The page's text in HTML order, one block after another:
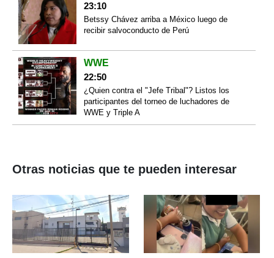
23:10
Betssy Chávez arriba a México luego de
recibir salvoconducto de Perú
WWE
22:50
¿Quien contra el "Jefe Tribal"? Listos los
participantes del torneo de luchadores de
WWE y Triple A
Otras noticias que te pueden interesar